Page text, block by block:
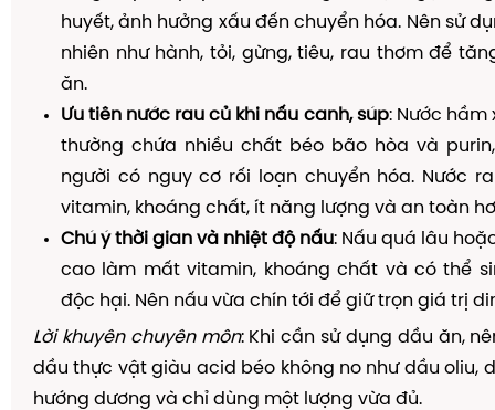
huyết, ảnh hưởng xấu đến chuyển hóa. Nên sử
nhiên như hành, tỏi, gừng, tiêu, rau thơm để
ăn.
Ưu tiên nước rau củ khi nấu canh, súp: Nước hầm
thường chứa nhiều chất béo bão hòa và
người có nguy cơ rối loạn chuyển hóa. Nước
vitamin, khoáng chất, ít năng lượng và an toàn
Chú ý thời gian và nhiệt độ nấu: Nấu quá lâu
cao làm mất vitamin, khoáng chất và có thể
độc hại. Nên nấu vừa chín tới để giữ trọn giá trị
Lời khuyên chuyên môn: Khi cần sử dụng dầu ăn,
dầu thực vật giàu acid béo không no như dầu oliu,
hướng dương và chỉ dùng một lượng vừa đủ.